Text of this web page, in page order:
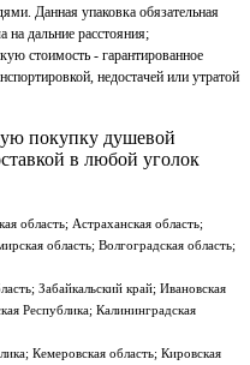
Данная упаковка обязательная
на дальние расстояния;
стоимость - гарантированное
недостачей или утратой
покупку душевой
в любой уголок
область; Астраханская область;
область; Волгоградская область;
Забайкальский край; Ивановская
Республика; Калининградская
Кемеровская область; Кировская